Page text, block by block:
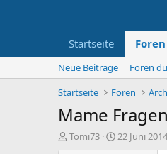
Startseite Foren
Neue Beiträge
Foren
Startseite
Foren
Mame Fragen
E
Tomi73
E
22 Juni 2014